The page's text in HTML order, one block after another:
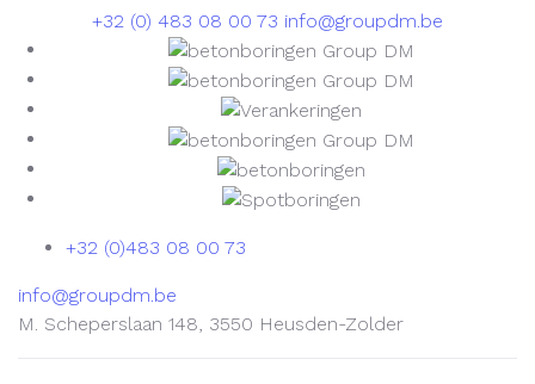
+32 (0) 483 08 00 73 info@groupdm.be
+32 (0)483 08 00 73
info@groupdm.be
M. Scheperslaan 148, 3550 Heusden-Zolder